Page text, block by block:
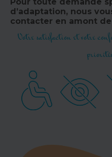
d’adaptation, nous
contacter en amont
Votre satisfaction et votre